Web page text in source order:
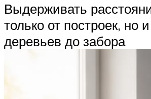
Выдерживать
только от построек, но
деревьев до забора